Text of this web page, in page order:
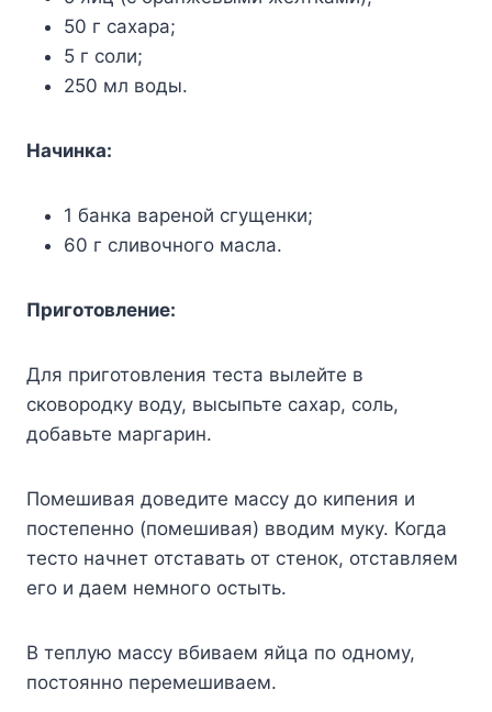
50 г сахара;
5 г соли;
250 мл воды.
Начинка:
1 банка вареной сгущенки;
60 г сливочного масла.
Приготовление:
Для приготовления теста вылейте в
сковородку воду, высыпьте сахар, соль,
добавьте маргарин.
Помешивая доведите массу до кипения и
постепенно (помешивая) вводим муку. Когда
тесто начнет отставать от стенок, отставляем
его и даем немного остыть.
В теплую массу вбиваем яйца по одному,
постоянно перемешиваем.